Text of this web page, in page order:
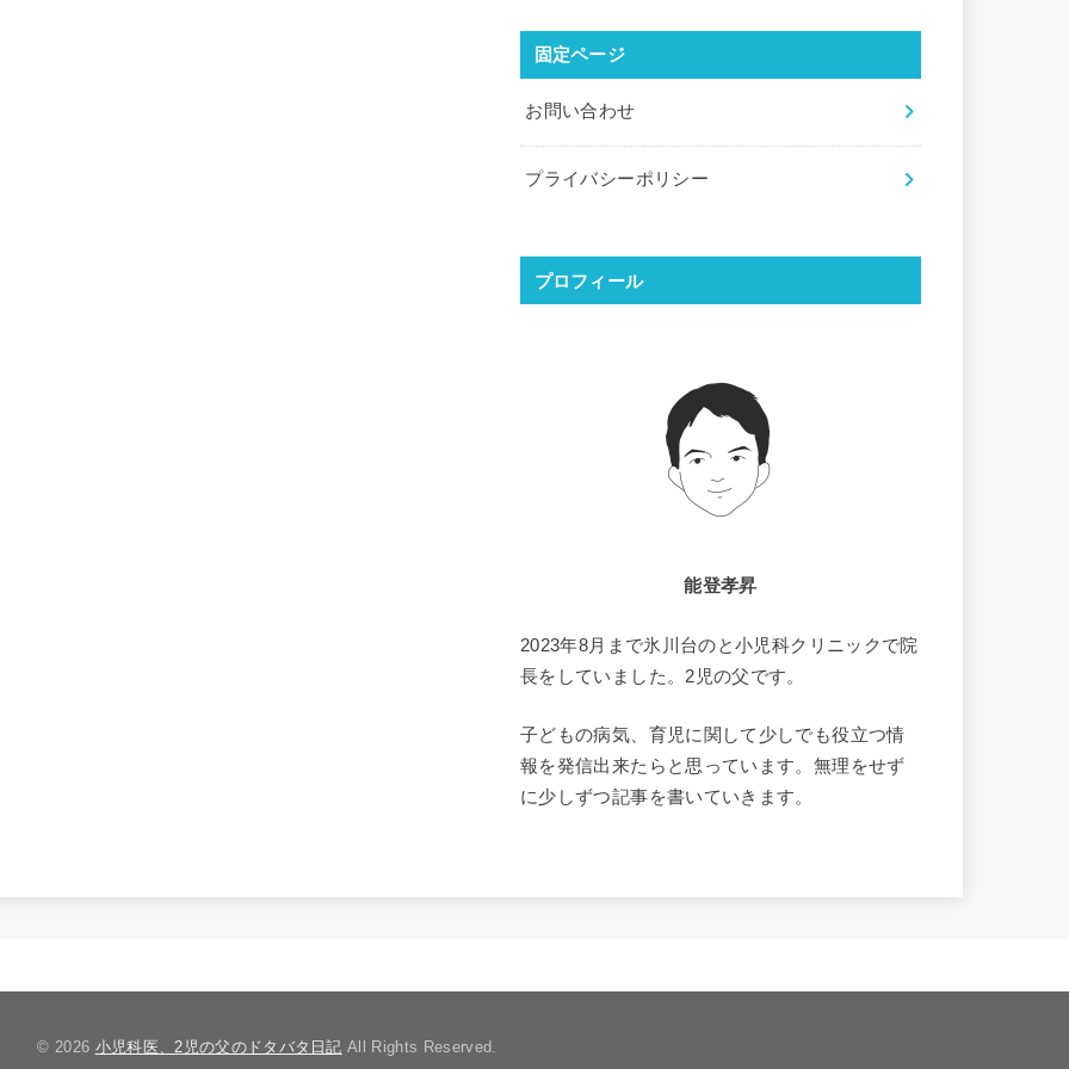
固定ページ
お問い合わせ
プライバシーポリシー
プロフィール
能登孝昇
2023年8月まで氷川台のと小児科クリニックで院
長をしていました。2児の父です。
子どもの病気、育児に関して少しでも役立つ情
報を発信出来たらと思っています。無理をせず
に少しずつ記事を書いていきます。
© 2026 小児科医、2児の父のドタバタ日記 All Rights Reserved.